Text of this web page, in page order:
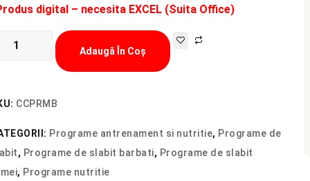
digital – necesita EXCEL (Suita Office)
Adaugă În Coș
CCPRMB
Programe antrenament si nutritie, Programe de
, Programe de slabit barbati, Programe de slabit
, Programe nutritie